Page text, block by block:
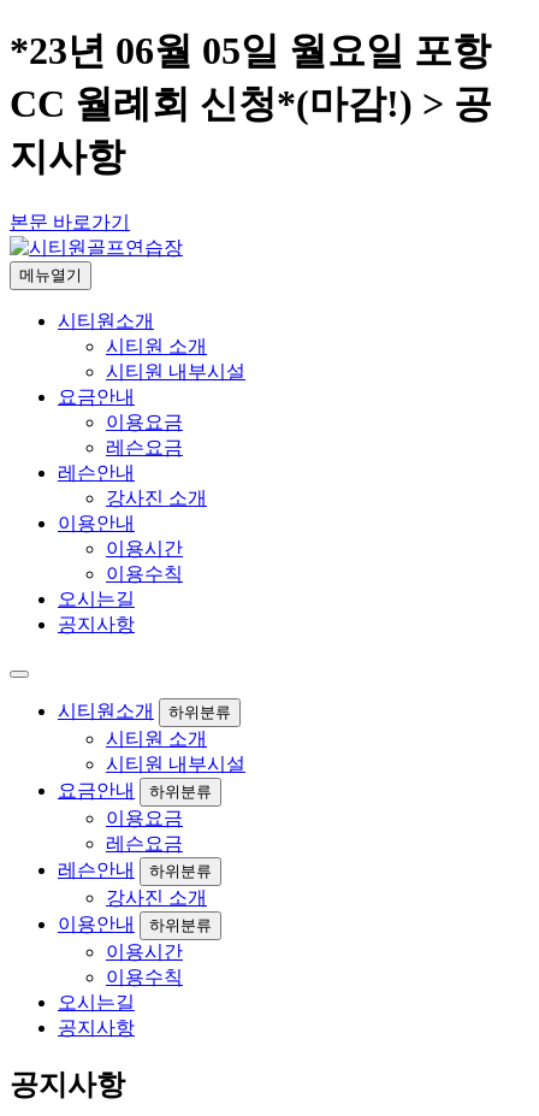
*23년 06월 05일 월요일 포항
CC 월례회 신청*(마감!) > 공
지사항
본문 바로가기
메뉴열기
시티원소개
시티원 소개
시티원 내부시설
요금안내
이용요금
레슨요금
레슨안내
강사진 소개
이용안내
이용시간
이용수칙
오시는길
공지사항
시티원소개 하위분류
시티원 소개
시티원 내부시설
요금안내
하위분류
이용요금
레슨요금
레슨안내
하위분류
강사진 소개
이용안내
하위분류
이용시간
이용수칙
오시는길
공지사항
공지사항